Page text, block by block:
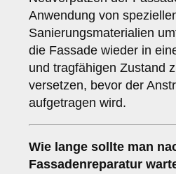
Anwendung von
Sanierungsmaterialien
die Fassade wieder in
und tragfähigen Zustand
versetzen, bevor der
aufgetragen wird.
Wie lange sollte man
Fassadenreparatur